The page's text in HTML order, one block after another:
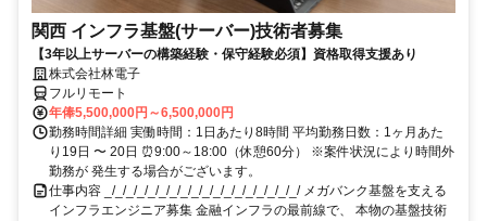
関西 インフラ基盤(サーバー)技術者募集
【3年以上サーバーの構築経験・保守経験必須】資格取得支援あり
株式会社林電子
フルリモート
年俸5,500,000円～6,500,000円
勤務時間詳細 実働時間：1日あたり8時間 平均勤務日数：1ヶ月あた
り19日 〜 20日 ⏰9:00～18:00（休憩60分） ※案件状況により時間外
勤務が 発生する場合がございます。
仕事内容 _/_/_/_/_/_/_/_/_/_/_/_/_/_/_/_/_/_/ メガバンク基盤を支える
インフラエンジニア募集 金融インフラの最前線で、 本物の基盤技術